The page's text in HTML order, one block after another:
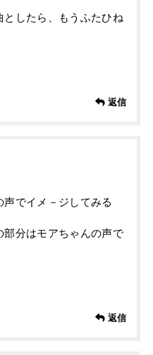
したら、もうふたひね
返信
でイメ－ジしてみる
部分はモアちゃんの声で
返信